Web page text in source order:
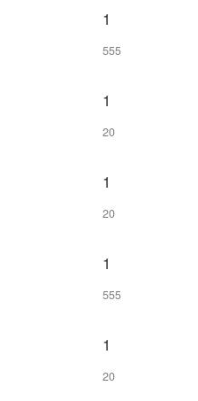
1
555
1
20
1
20
1
555
1
20